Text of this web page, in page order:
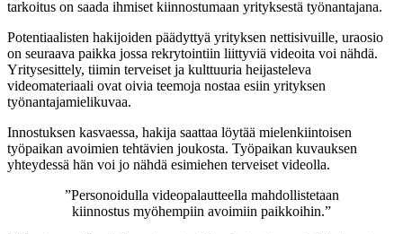
tarkoitus on saada ihmiset kiinnostumaan yrityksestä työnantajana.
Potentiaalisten hakijoiden päädyttyä yrityksen nettisivuille, uraosio
on seuraava paikka jossa rekrytointiin liittyviä videoita voi nähdä.
Yritysesittely, tiimin terveiset ja kulttuuria heijasteleva
videomateriaali ovat oivia teemoja nostaa esiin yrityksen
työnantajamielikuvaa.
Innostuksen kasvaessa, hakija saattaa löytää mielenkiintoisen
työpaikan avoimien tehtävien joukosta. Työpaikan kuvauksen
yhteydessä hän voi jo nähdä esimiehen terveiset videolla.
”Personoidulla videopalautteella mahdollistetaan
kiinnostus myöhempiin avoimiin paikkoihin.”